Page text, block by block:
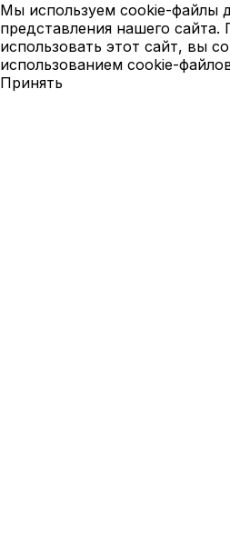
Мы используем cookie-файлы
представления нашего
использовать этот сайт, вы
использованием cookie-
Принять